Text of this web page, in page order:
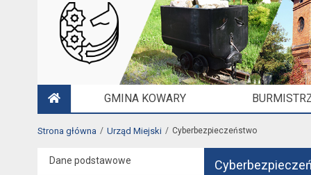
GMINA KOWARY
Strona główna Urząd Miejski Cyberbezpieczeństwo
Dane podstawowe